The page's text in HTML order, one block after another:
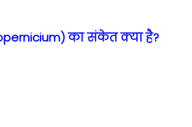
का संकेत क्या है?